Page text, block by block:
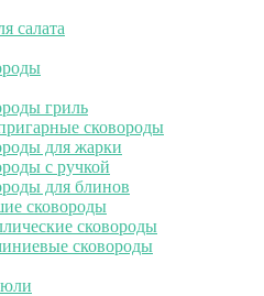
салата
гриль
сковороды
для жарки
с ручкой
для блинов
сковороды
сковороды
сковороды